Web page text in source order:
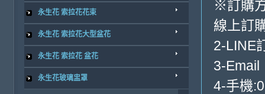
永生花 索拉花花束
永生花 索拉花大型盆花
永生花 索拉花 盆花
永生花玻璃盅罩
※訂購
線上訂
2-LINE
3-Email
4-手機